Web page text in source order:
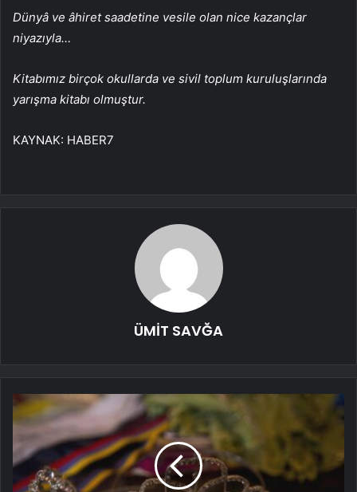
Dünyâ ve âhiret saadetine vesile olan nice kazançlar
niyazıyla…
Kitabımız birçok okullarda ve sivil toplum kuruluşlarında
yarışma kitabı olmuştur.
KAYNAK: HABER7
ÜMİT SAVĞA